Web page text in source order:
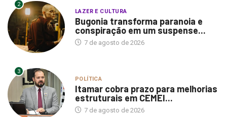
2
LAZER E CULTURA
Bugonia transforma paranoia e
conspiração em um suspense...
7 de agosto de 2026
3
POLÍTICA
Itamar cobra prazo para melhorias
estruturais em CEMEI...
7 de agosto de 2026